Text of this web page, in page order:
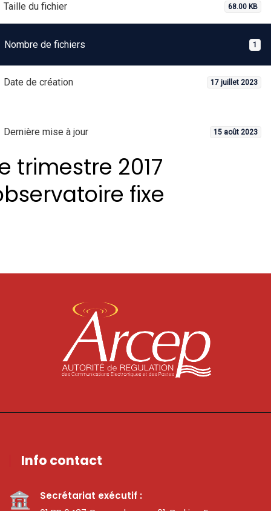
Taille du fichier 68.00 KB
Nombre de fichiers 1
Date de création 17 juillet 2023
Dernière mise à jour 15 août 2023
trimestre 2017
fixe
Info contact
Secrétariat exécutif :